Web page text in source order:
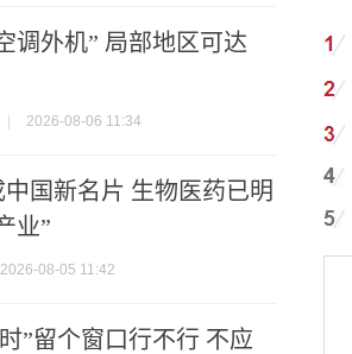
调外机” 局部地区可达
2026-08-06 11:34
国新名片 生物医药已明
业”
2026-08-05 11:42
”留个窗口行不行 不应